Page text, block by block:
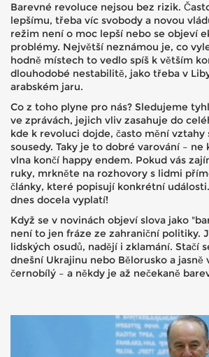
Barevné revoluce nejsou bez rizik.
lepšímu, třeba víc svobody a novou
režim není o moc lepší nebo se objeví
problémy. Největší neznámou je, co
hodně místech to vedlo spíš k větším
dlouhodobé nestabilitě, jako třeba v
arabském jaru.
Co z toho plyne pro nás? Sledujeme
ve zprávách, jejich vliv zasahuje do
kde k revoluci dojde, často mění vztahy
sousedy. Taky je to dobré varování –
vlna končí happy endem. Pokud vás
ruky, mrkněte na rozhovory s lidmi
články, které popisují konkrétní
dnes docela vyplatí!
Když se v novinách objeví slova jako
není to jen fráze ze zahraniční politiky.
lidských osudů, nadějí i zklamání. Stačí
dnešní Ukrajinu nebo Bělorusko a
černobílý – a někdy je až nečekaně